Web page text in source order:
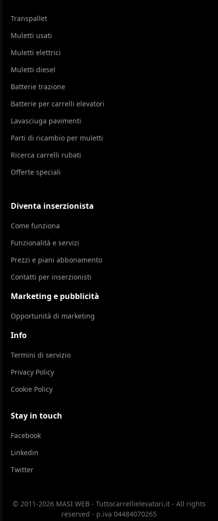
Transpallet
Muletti usati
Muletti elettrici
Muletti diesel
Batterie trazione
Batterie per carrelli elevatori
Lavasciuga pavimenti
Parti di ricambio per muletti
Ricerca carrelli rubati
Offerte speciali
Diventa inserzionista
Come funziona
Funzionalità e servizi
Prezzi e piani abbonamento
Contatti per inserzionisti
Marketing e pubblicità
Opportunità di marketing
Info
Termini di servizio
Privacy Policy
Cookie Policy
Stay in touch
Facebook
Linkedin
Twitter
© 2011-2026 MASI WEB - Tuttocarrellielevatori.it - All rights
reserved - p.iva 04484070265